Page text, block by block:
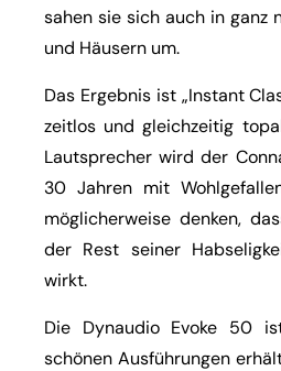
sahen sie sich auch in ganz
und Häusern um.
Das Ergebnis ist „Instant
zeitlos und gleichzeitig
Lautsprecher wird der
30 Jahren mit
möglicherweise denken,
der Rest seiner
wirkt.
Die Dynaudio Evoke 50
schönen Ausführungen